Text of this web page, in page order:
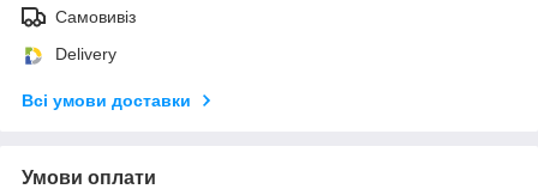
Самовивіз
Delivery
Всі умови доставки
Умови оплати